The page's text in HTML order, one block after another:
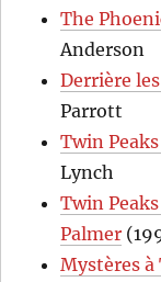
The
Anderson
Derrière
Parrott
Twin
Lynch
Twin
Palmer
Mystères à